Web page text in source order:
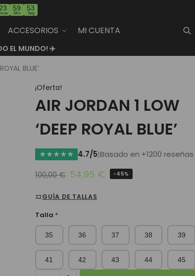
23 59
Min
53
Seg
ACCESORIOS MI CUENTA
EL MUNDO! ✈️
BLUE’
¡Oferta!
AIR JORDAN 1 LOW
‘DEEP ROYAL BLUE’
★★★★★ 4.7/5|Basado en +1200 reseñas
100,00€ 54,95 € -45%
GUÍA DE TALLAS
Talla *
35 36 37 38 39
41 42 43 44 45